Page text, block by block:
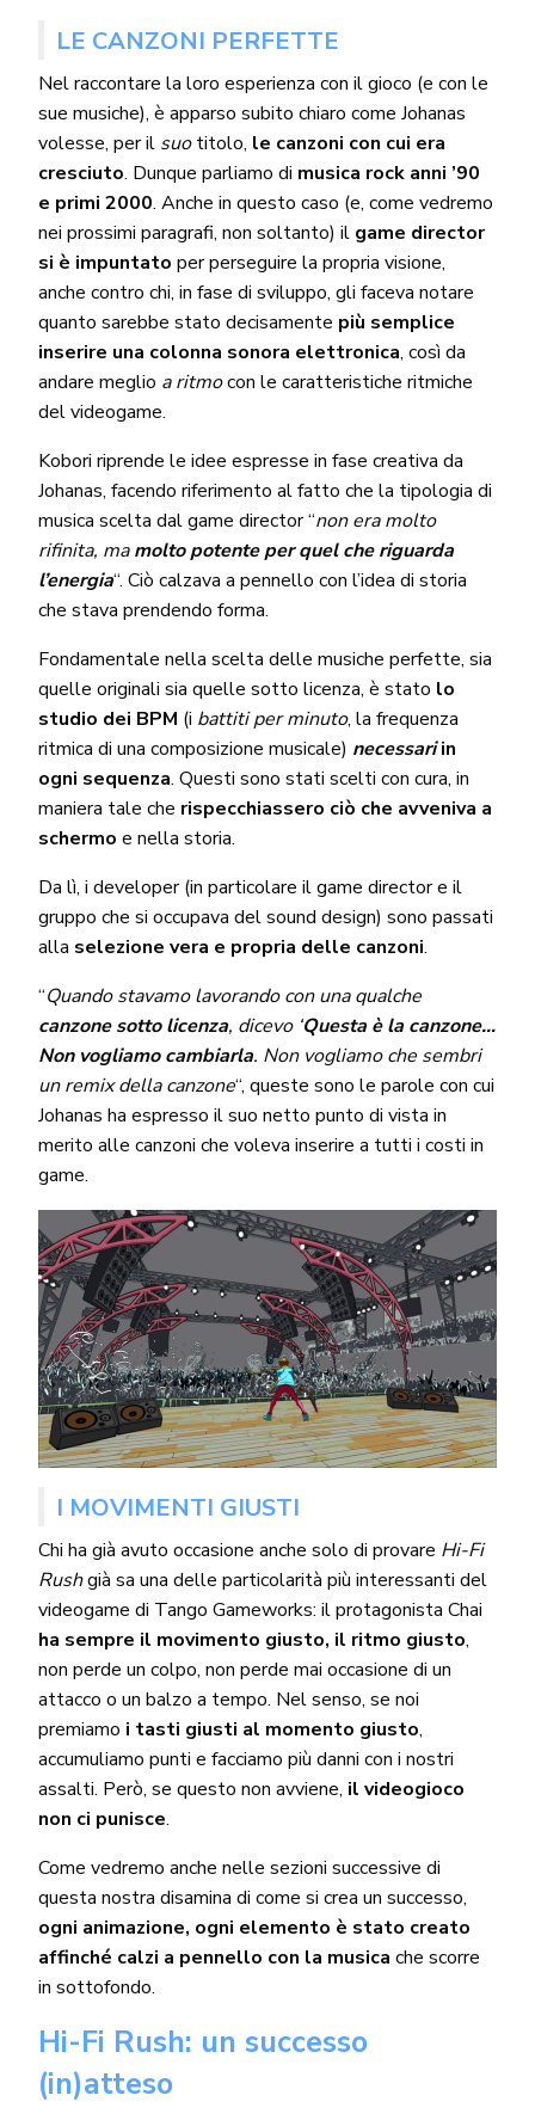
LE CANZONI PERFETTE
Nel raccontare la loro esperienza con il gioco (e con le
sue musiche), è apparso subito chiaro come Johanas
volesse, per il suotitolo, le canzoni con cui era
cresciuto. Dunque parliamo di musica rock anni ’90
e primi 2000. Anche in questo caso (e, come vedremo
nei prossimi paragrafi, non soltanto) il game director
si è impuntatoper perseguire la propria visione,
anche contro chi, in fase di sviluppo, gli faceva notare
quanto sarebbe stato decisamente più semplice
inserire una colonna sonora elettronica, così da
andare meglio a ritmocon le caratteristiche ritmiche
del videogame.
Kobori riprende le idee espresse in fase creativa da
Johanas, facendo riferimento al fatto che la tipologia di
musica scelta dal game director “non era molto
rifinita, mamolto potente per quel che riguarda
l’energia“. Ciò calzava a pennello con l’idea di storia
che stava prendendo forma.
Fondamentale nella scelta delle musiche perfette, sia
quelle originali sia quelle sotto licenza, è stato lo
studio dei BPM (i battiti per minuto, la frequenza
ritmica di una composizione musicale) necessariin
ogni sequenza. Questi sono stati scelti con cura, in
maniera tale che rispecchiassero ciò che avveniva a
schermo e nella storia.
Da lì, i developer (in particolare il game director e il
gruppo che si occupava del sound design) sono passati
alla selezione vera e propria delle canzoni.
“Quando stavamo lavorando con una qualche
canzone sotto licenza, dicevo ‘Questa è la canzone…
Non vogliamo cambiarla. Non vogliamo che sembri
un remix della canzone“, queste sono le parole con cui
Johanas ha espresso il suo netto punto di vista in
merito alle canzoni che voleva inserire a tutti i costi in
game.
I MOVIMENTI GIUSTI
Chi ha già avuto occasione anche solo di provare Hi-Fi
Rushgià sa una delle particolarità più interessanti del
videogame di Tango Gameworks: il protagonista Chai
ha sempre il movimento giusto, il ritmo giusto,
non perde un colpo, non perde mai occasione di un
attacco o un balzo a tempo. Nel senso, se noi
premiamo i tasti giusti al momento giusto,
accumuliamo punti e facciamo più danni con i nostri
assalti. Però, se questo non avviene, il videogioco
non ci punisce.
Come vedremo anche nelle sezioni successive di
questa nostra disamina di come si crea un successo,
ogni animazione, ogni elemento è stato creato
affinché calzi a pennello con la musicache scorre
in sottofondo.
Hi-Fi Rush: un successo
(in)atteso